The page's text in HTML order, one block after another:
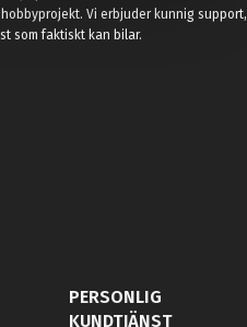
Vi erbjuder kunnig support,
som faktiskt kan bilar.
PERSONLIG
KUNDTJÄNST